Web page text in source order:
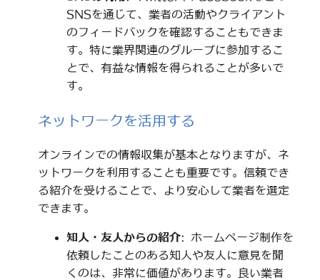
SNSを通じて、業者の活動やクライアント
のフィードバックを確認することもできま
す。特に業界関連のグループに参加するこ
とで、有益な情報を得られることが多いで
す。
ネットワークを活用する
オンラインでの情報収集が基本となりますが、ネ
ットワークを利用することも重要です。信頼でき
る紹介を受けることで、より安心して業者を選定
できます。
知人・友人からの紹介: ホームページ制作を
依頼したことのある知人や友人に意見を聞
くのは、非常に価値があります。良い業者